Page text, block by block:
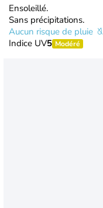
Ensoleillé.
Sans précipitations.
Aucun risque de pluie
Indice UV5 Modéré